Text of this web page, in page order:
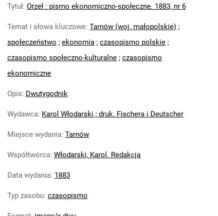
Tytuł: Orzeł : pismo ekonomiczno-społeczne. 1883, nr 6
Temat i słowa kluczowe: Tarnów (woj. małopolskie) ;
społeczeństwo ; ekonomia ; czasopismo polskie ;
czasopismo społeczno-kulturalne ; czasopismo
ekonomiczne
Opis: Dwutygodnik
Wydawca: Karol Włodarski ; druk. Fischera i Deutscher
Miejsce wydania: Tarnów
Współtwórca: Włodarski, Karol. Redakcja
Data wydania: 1883
Typ zasobu: czasopismo